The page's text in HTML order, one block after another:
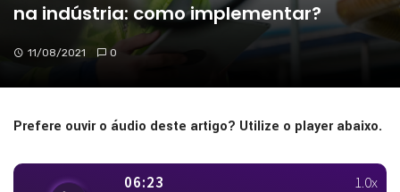
na indústria: como implementar?
11/08/2021 0
Prefere ouvir o áudio deste artigo? Utilize o player abaixo.